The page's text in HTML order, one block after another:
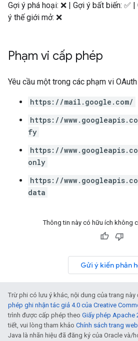
Gợi ý phá hoại: ❌ | Gợi ý bất biến: ✅
ý thế giới mở: ❌
Phạm vi cấp phép
Yêu cầu một trong các phạm vi OAuth
https://mail.google.com/
https://
fy
https://
only
https://
data
Thông tin này có hữu ích không
Gửi ý kiến phản
Trừ phi có lưu ý khác, nội dung của trang
phép ghi nhận tác giả 4.0 của Creative
trình được cấp phép theo Giấy phép Apache
tiết, vui lòng tham khảo Chính sách trang
Java là nhãn hiệu đã đăng ký của Oracle và/